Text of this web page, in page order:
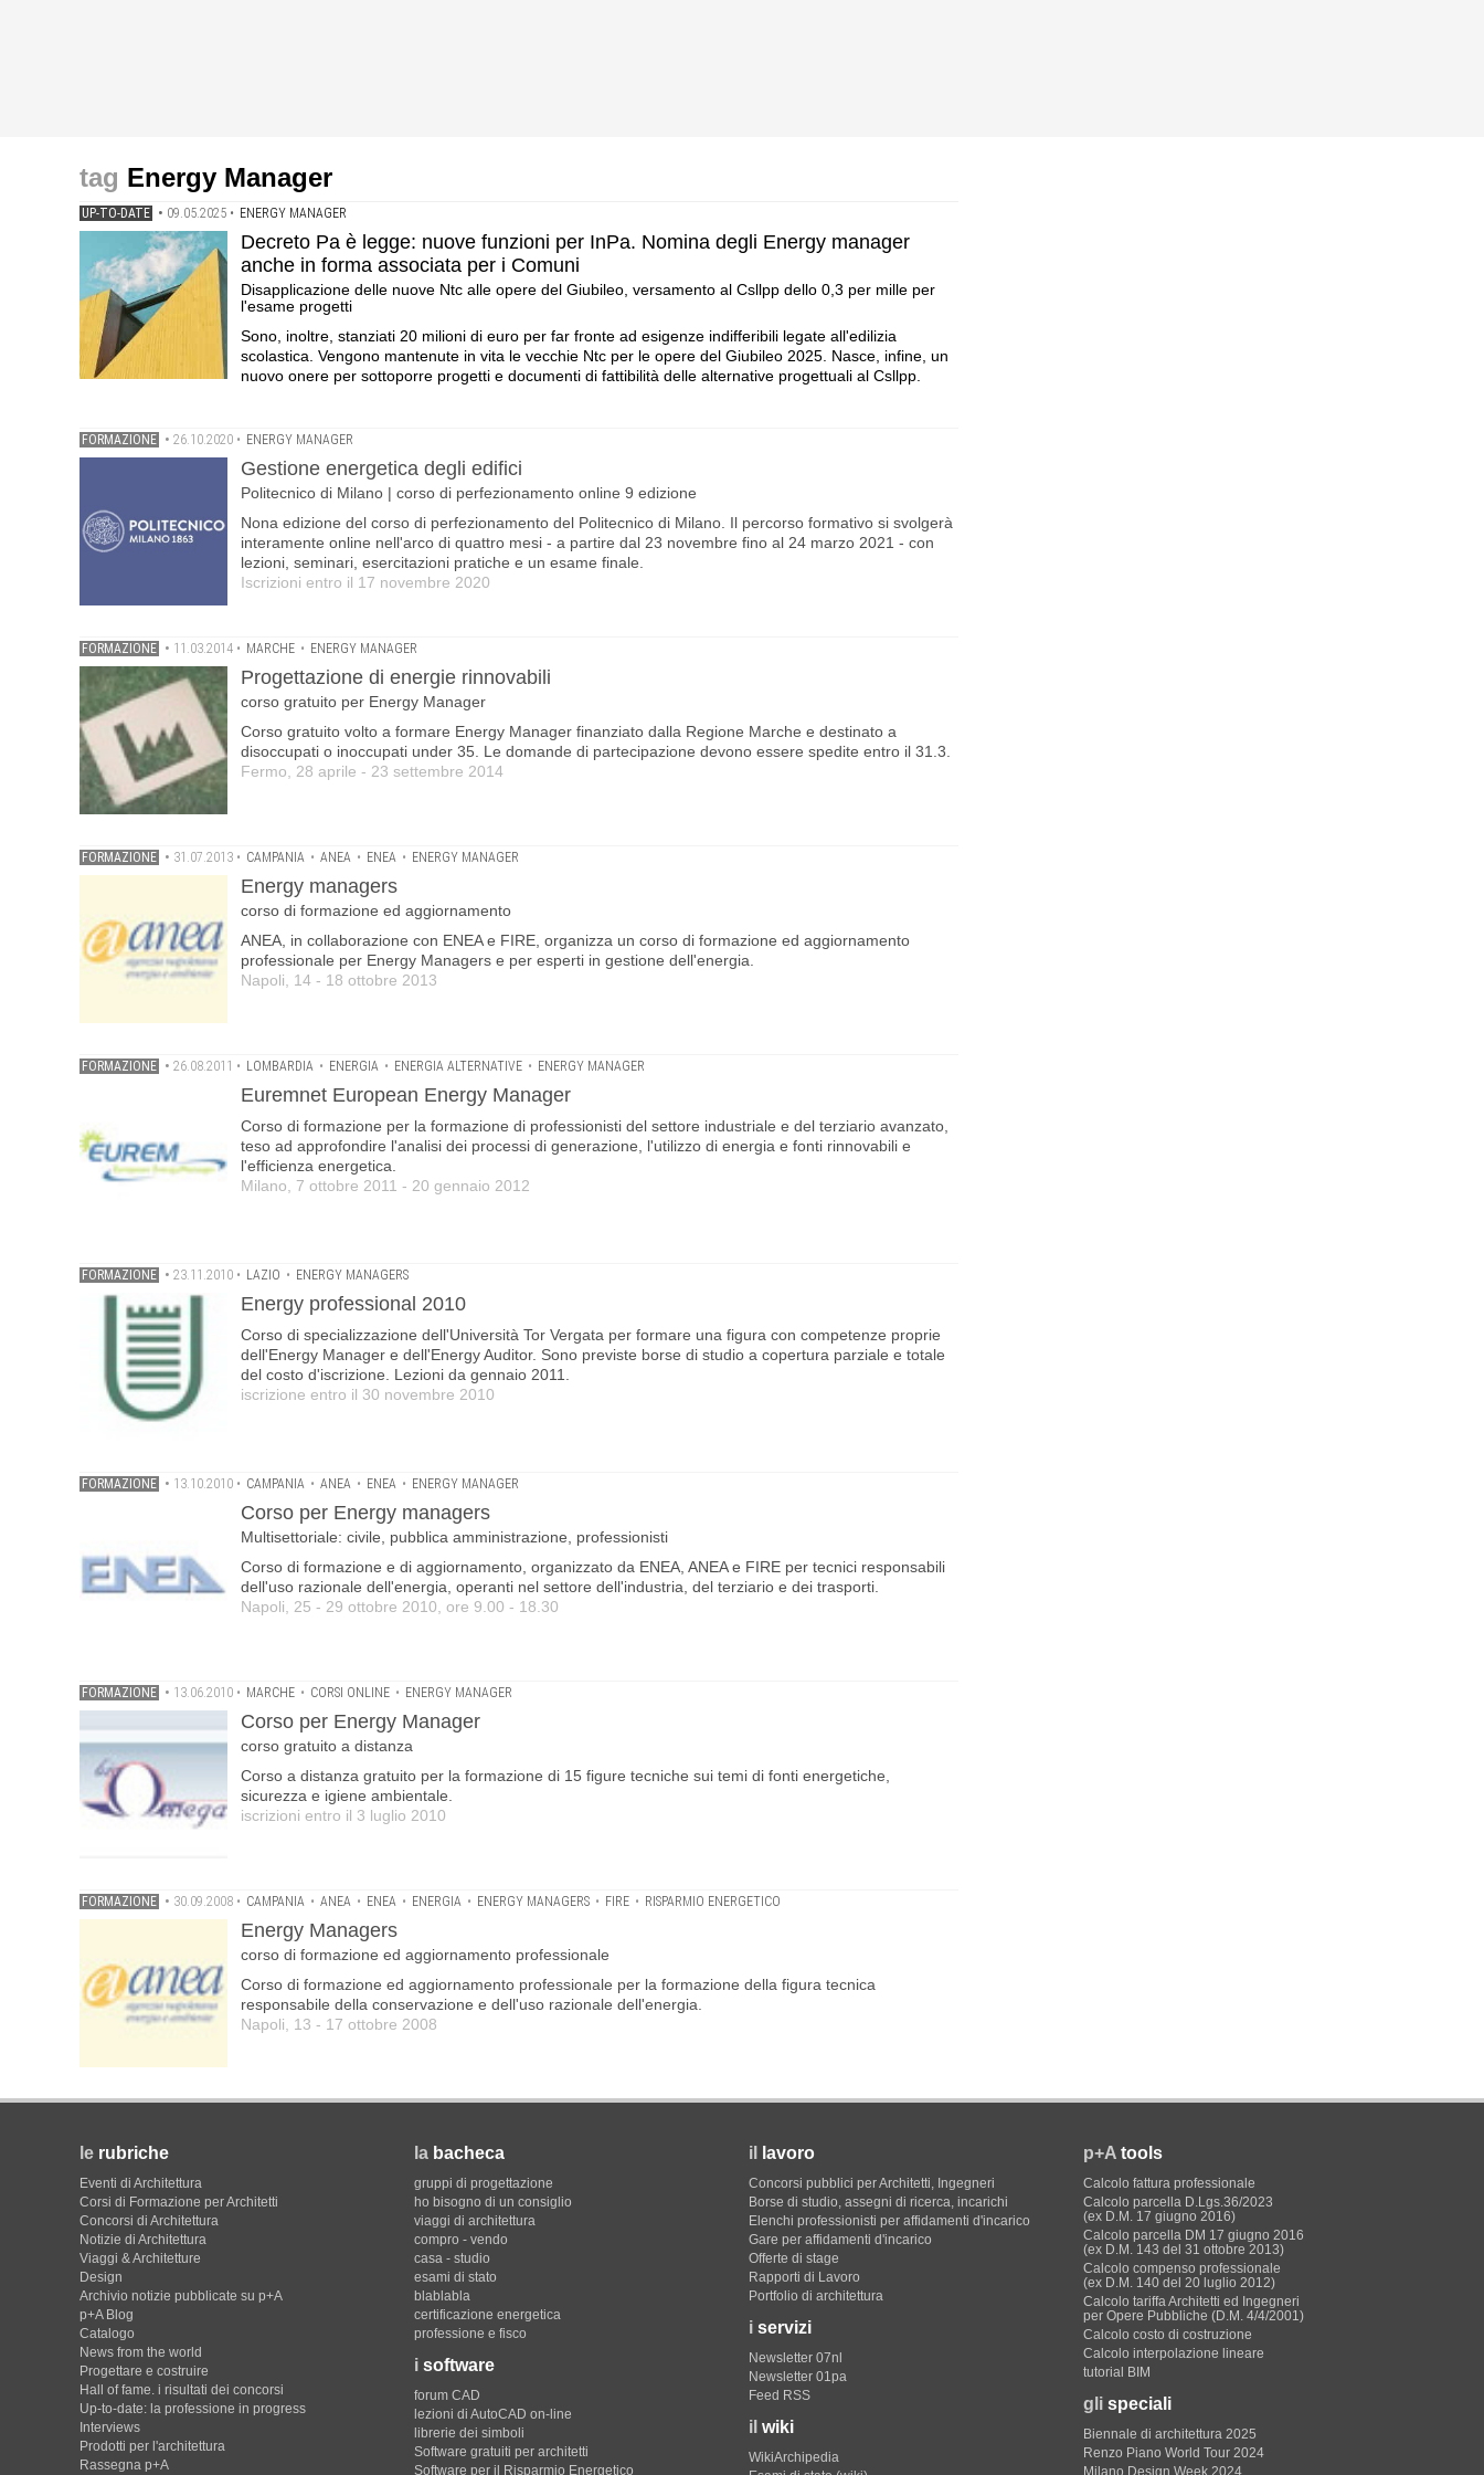
Energy Manager
UP-TO-DATE • 09.05.2025 • ENERGY MANAGER
Decreto Pa è legge: nuove funzioni per InPa. Nomina degli Energy manager
anche in forma associata per i Comuni
Disapplicazione delle nuove Ntc alle opere del Giubileo, versamento al Csllpp dello 0,3 per mille per
l'esame progetti
Sono, inoltre, stanziati 20 milioni di euro per far fronte ad esigenze indifferibili legate all'edilizia
scolastica. Vengono mantenute in vita le vecchie Ntc per le opere del Giubileo 2025. Nasce, infine, un
nuovo onere per sottoporre progetti e documenti di fattibilità delle alternative progettuali al Csllpp.
FORMAZIONE • 26.10.2020 • ENERGY MANAGER
Gestione energetica degli edifici
Politecnico di Milano | corso di perfezionamento online 9 edizione
Nona edizione del corso di perfezionamento del Politecnico di Milano. Il percorso formativo si svolgerà
interamente online nell'arco di quattro mesi - a partire dal 23 novembre fino al 24 marzo 2021 - con
lezioni, seminari, esercitazioni pratiche e un esame finale.
Iscrizioni entro il 17 novembre 2020
FORMAZIONE • 11.03.2014 • MARCHE • ENERGY MANAGER
Progettazione di energie rinnovabili
corso gratuito per Energy Manager
Corso gratuito volto a formare Energy Manager finanziato dalla Regione Marche e destinato a
disoccupati o inoccupati under 35. Le domande di partecipazione devono essere spedite entro il 31.3.
Fermo, 28 aprile - 23 settembre 2014
FORMAZIONE • 31.07.2013 • CAMPANIA • ANEA • ENEA • ENERGY MANAGER
Energy managers
corso di formazione ed aggiornamento
ANEA, in collaborazione con ENEA e FIRE, organizza un corso di formazione ed aggiornamento
professionale per Energy Managers e per esperti in gestione dell'energia.
Napoli, 14 - 18 ottobre 2013
FORMAZIONE • 26.08.2011 • LOMBARDIA • ENERGIA • ENERGIA ALTERNATIVE • ENERGY MANAGER
Euremnet European Energy Manager
Corso di formazione per la formazione di professionisti del settore industriale e del terziario avanzato,
teso ad approfondire l'analisi dei processi di generazione, l'utilizzo di energia e fonti rinnovabili e
l'efficienza energetica.
Milano, 7 ottobre 2011 - 20 gennaio 2012
FORMAZIONE • 23.11.2010 • LAZIO • ENERGY MANAGERS
Energy professional 2010
Corso di specializzazione dell'Università Tor Vergata per formare una figura con competenze proprie
dell'Energy Manager e dell'Energy Auditor. Sono previste borse di studio a copertura parziale e totale
del costo d'iscrizione. Lezioni da gennaio 2011.
iscrizione entro il 30 novembre 2010
FORMAZIONE • 13.10.2010 • CAMPANIA • ANEA • ENEA • ENERGY MANAGER
Corso per Energy managers
Multisettoriale: civile, pubblica amministrazione, professionisti
Corso di formazione e di aggiornamento, organizzato da ENEA, ANEA e FIRE per tecnici responsabili
dell'uso razionale dell'energia, operanti nel settore dell'industria, del terziario e dei trasporti.
Napoli, 25 - 29 ottobre 2010, ore 9.00 - 18.30
FORMAZIONE • 13.06.2010 • MARCHE • CORSI ONLINE • ENERGY MANAGER
Corso per Energy Manager
corso gratuito a distanza
Corso a distanza gratuito per la formazione di 15 figure tecniche sui temi di fonti energetiche,
sicurezza e igiene ambientale.
iscrizioni entro il 3 luglio 2010
FORMAZIONE • 30.09.2008 • CAMPANIA • ANEA • ENEA • ENERGIA • ENERGY MANAGERS • FIRE • RISPARMIO ENERGETICO
Energy Managers
corso di formazione ed aggiornamento professionale
Corso di formazione ed aggiornamento professionale per la formazione della figura tecnica
responsabile della conservazione e dell'uso razionale dell'energia.
Napoli, 13 - 17 ottobre 2008
le rubriche
Eventi di Architettura
Corsi di Formazione per Architetti
Concorsi di Architettura
Notizie di Architettura
Viaggi & Architetture
Design
Archivio notizie pubblicate su p+A
p+A Blog
Catalogo
News from the world
Progettare e costruire
Hall of fame. i risultati dei concorsi
Up-to-date: la professione in progress
Interviews
Prodotti per l'architettura
Rassegna p+A
la bacheca
gruppi di progettazione
ho bisogno di un consiglio
viaggi di architettura
compro - vendo
casa - studio
esami di stato
blablabla
certificazione energetica
professione e fisco
i software
forum CAD
lezioni di AutoCAD on-line
librerie dei simboli
Software gratuiti per architetti
Software per il Risparmio Energetico
il lavoro
Concorsi pubblici per Architetti, Ingegneri
Borse di studio, assegni di ricerca, incarichi
Elenchi professionisti per affidamenti d'incarico
Gare per affidamenti d'incarico
Offerte di stage
Rapporti di Lavoro
Portfolio di architettura
i servizi
Newsletter 07nl
Newsletter 01pa
Feed RSS
il wiki
WikiArchipedia
p+A tools
Calcolo fattura professionale
Calcolo parcella D.Lgs.36/2023
(ex D.M. 17 giugno 2016)
Calcolo parcella DM 17 giugno 2016
(ex D.M. 143 del 31 ottobre 2013)
Calcolo compenso professionale
(ex D.M. 140 del 20 luglio 2012)
Calcolo tariffa Architetti ed Ingegneri
per Opere Pubbliche (D.M. 4/4/2001)
Calcolo costo di costruzione
Calcolo interpolazione lineare
tutorial BIM
gli speciali
Biennale di architettura 2025
Renzo Piano World Tour 2024
Milano Design Week 2024